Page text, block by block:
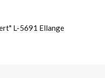
L-5691 Ellange